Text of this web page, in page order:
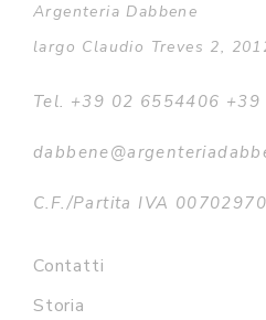
Argenteria Dabbene
largo Claudio Treves 2,
Tel. +39 02 6554406
C.F./Partita IVA
Contatti
Storia